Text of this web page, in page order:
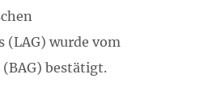
(LAG) wurde vom
bestätigt.